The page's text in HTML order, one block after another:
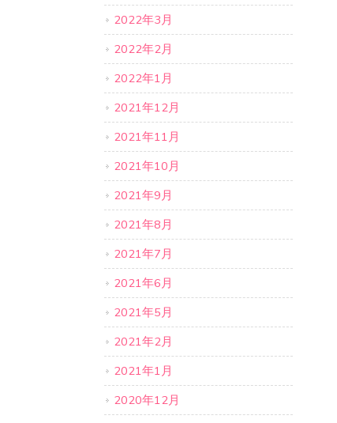
2022年3月
2022年2月
2022年1月
2021年12月
2021年11月
2021年10月
2021年9月
2021年8月
2021年7月
2021年6月
2021年5月
2021年2月
2021年1月
2020年12月